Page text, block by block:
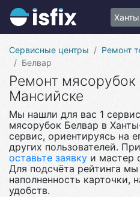
Сервисные центры Ремонт
Белвар
Ремонт
Мансийске
Мы нашли для вас 1
мясорубок Белвар в
сервис, ориентируясь на
других пользователей.
оставьте заявку и мастер
Для подсчёта рейтинга
наполненность карточки,
удобств.